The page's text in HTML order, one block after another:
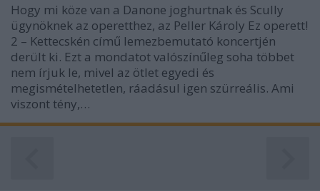
Hogy mi köze van a Danone joghurtnak és Scully
ügynöknek az operetthez, az Peller Károly Ez operett!
2 – Kettecskén című lemezbemutató koncertjén
derült ki. Ezt a mondatot valószínűleg soha többet
nem írjuk le, mivel az ötlet egyedi és
megismételhetetlen, ráadásul igen szürreális. Ami
viszont tény,…